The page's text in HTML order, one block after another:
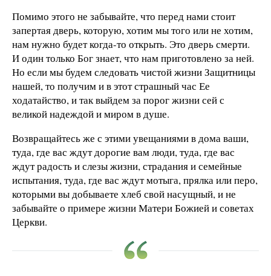
Помимо этого не забывайте, что перед нами стоит
запертая дверь, которую, хотим мы того или не хотим,
нам нужно будет когда-то открыть. Это дверь смерти.
И один только Бог знает, что нам приготовлено за ней.
Но если мы будем следовать чистой жизни Защитницы
нашей, то получим и в этот страшный час Ее
ходатайство, и так выйдем за порог жизни сей с
великой надеждой и миром в душе.
Возвращайтесь же с этими увещаниями в дома ваши,
туда, где вас ждут дорогие вам люди, туда, где вас
ждут радость и слезы жизни, страдания и семейные
испытания, туда, где вас ждут мотыга, прялка или перо,
которыми вы добываете хлеб свой насущный, и не
забывайте о примере жизни Матери Божией и советах
Церкви.